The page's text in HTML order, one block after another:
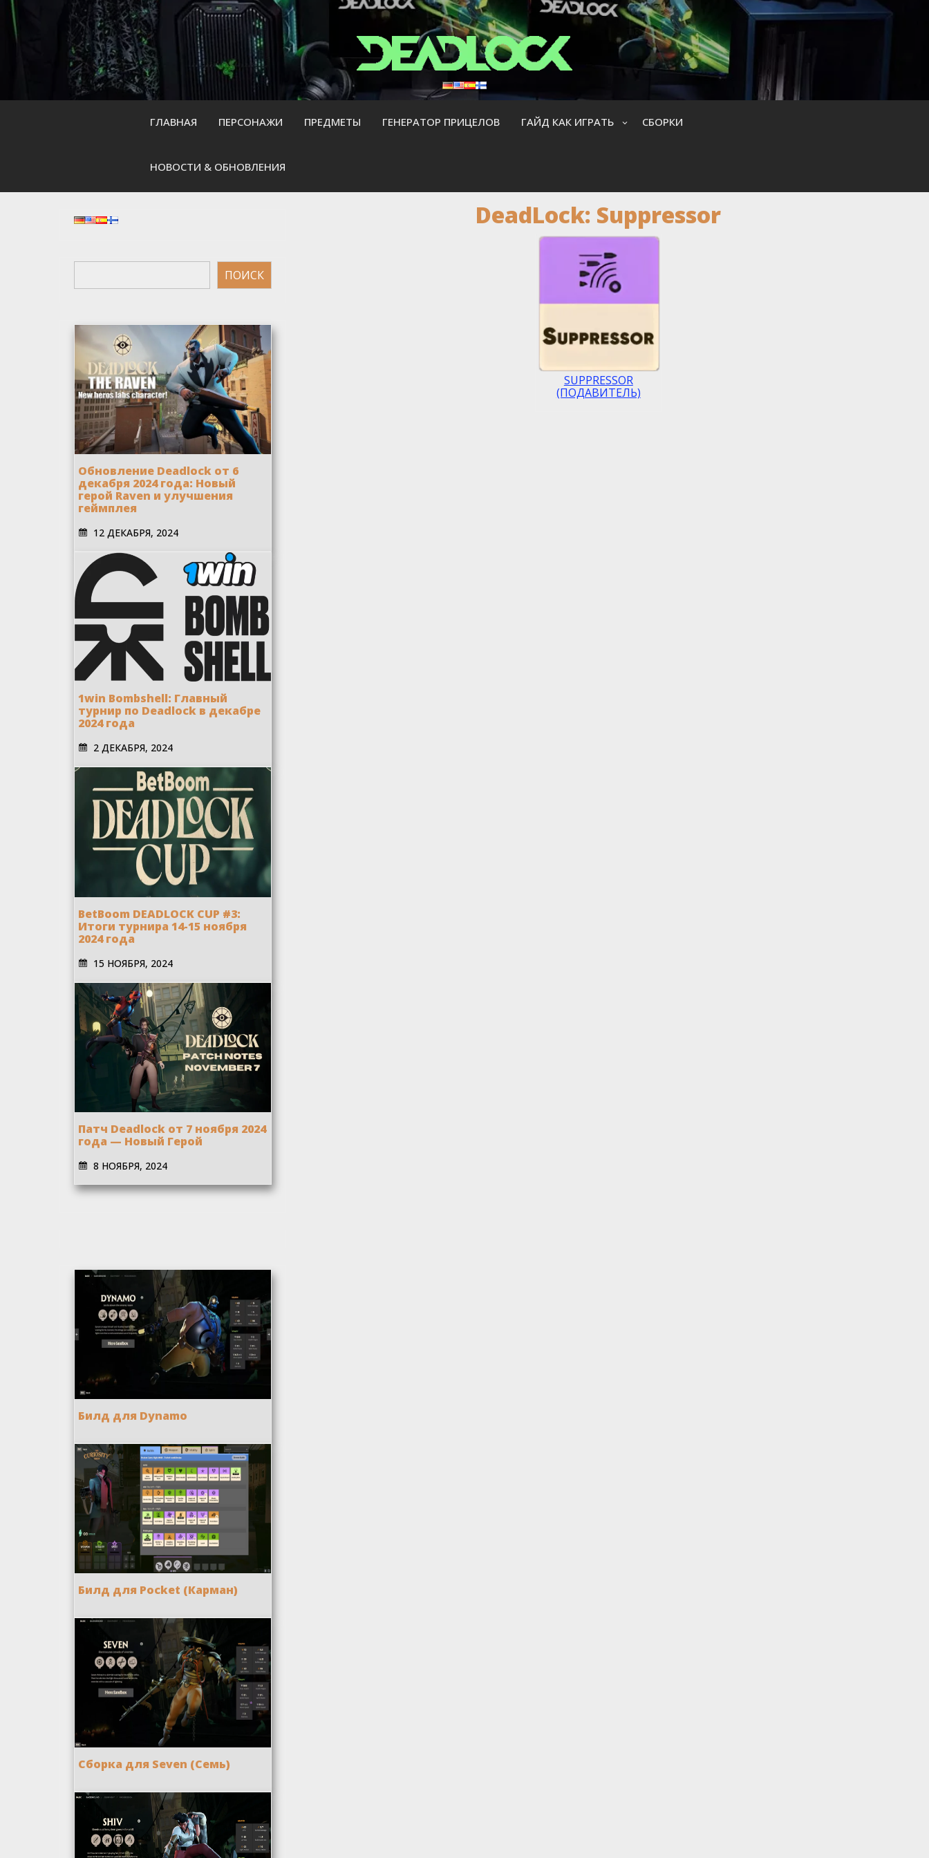
Skip
content
ГЛАВНАЯ ПЕРСОНАЖИ ПРЕДМЕТЫ ГЕНЕРАТОР ПРИЦЕЛОВ ГАЙД КАК ИГРАТЬ CБОРКИ
НОВОСТИ & ОБНОВЛЕНИЯ
DeadLock: Suppressor
SUPPRESSOR
(ПОДАВИТЕЛЬ)
Поиск
ПОИСК
Обновление Deadlock от 6
декабря 2024 года: Новый
герой Raven и улучшения
геймплея
12 ДЕКАБРЯ, 2024
1win Bombshell: Главный
турнир по Deadlock в декабре
2024 года
2 ДЕКАБРЯ, 2024
BetBoom DEADLOCK CUP #3:
Итоги турнира 14-15 ноября
2024 года
15 НОЯБРЯ, 2024
Патч Deadlock от 7 ноября 2024
года — Новый Герой
8 НОЯБРЯ, 2024
Билд для Dynamo
Билд для Pocket (Карман)
Сборка для Seven (Семь)